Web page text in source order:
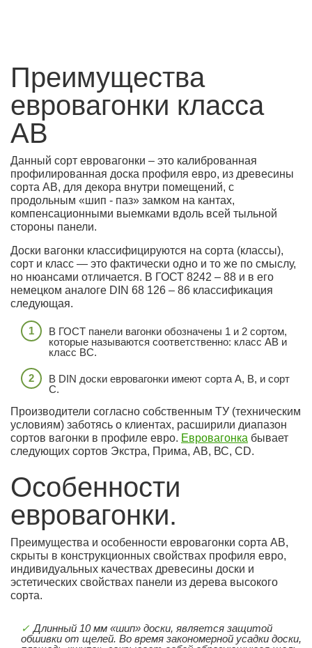
Преимущества
евровагонки класса
АB
Данный сорт евровагонки – это калиброванная
профилированная доска профиля евро, из древесины
сорта АB, для декора внутри помещений, с
продольным «шип - паз» замком на кантах,
компенсационными выемками вдоль всей тыльной
стороны панели.
Доски вагонки классифицируются на сорта (классы),
сорт и класс — это фактически одно и то же по смыслу,
но нюансами отличается. В ГОСТ 8242 – 88 и в его
немецком аналоге DIN 68 126 – 86 классификация
следующая.
В ГОСТ панели вагонки обозначены 1 и 2 сортом,
которые называются соответственно: класс АB и
класс ВC.
В DIN доски евровагонки имеют сорта А, В, и сорт
С.
Производители согласно собственным ТУ (техническим
условиям) заботясь о клиентах, расширили диапазон
сортов вагонки в профиле евро. Евровагонка бывает
следующих сортов Экстра, Прима, АВ, ВС, CD.
Особенности
евровагонки.
Преимущества и особенности евровагонки сорта АB,
скрыты в конструкционных свойствах профиля евро,
индивидуальных качествах древесины доски и
эстетических свойствах панели из дерева высокого
сорта.
Длинный 10 мм «шип» доски, является защитой
обшивки от щелей. Во время закономерной усадки доски,